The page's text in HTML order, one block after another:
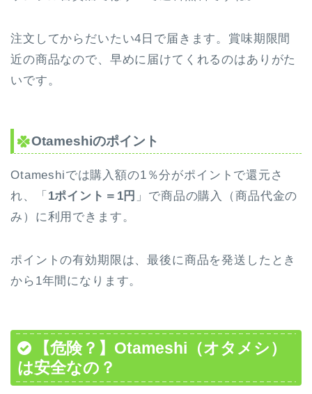
注文してからだいたい4日で届きます。賞味期限間
近の商品なので、早めに届けてくれるのはありがた
いです。
Otameshiのポイント
Otameshiでは購入額の1％分がポイントで還元さ
れ、「 1ポイント＝1円 」で商品の購入（商品代金の
み）に利用できます。
ポイントの有効期限は、最後に商品を発送したとき
から1年間になります。
【危険？】Otameshi（オタメシ）
は安全なの？